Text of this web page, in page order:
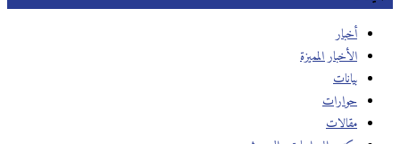
أخبار
الأخبار المميزة
بيانات
حوارات
مقالات